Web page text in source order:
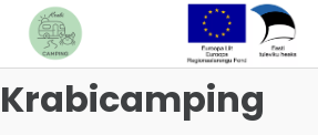
Krabicamping